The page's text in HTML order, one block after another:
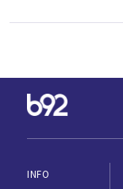
INFO